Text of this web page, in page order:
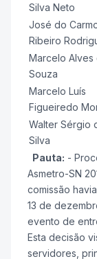
Silva Neto
José do
Ribeiro
Marcelo Alves
Souza
Marcelo Luís
Figueiredo
Walter Sérgio
Silva
Pauta: -
Asmetro-SN
comissão
13 de
evento de
Esta decisão
servidores,